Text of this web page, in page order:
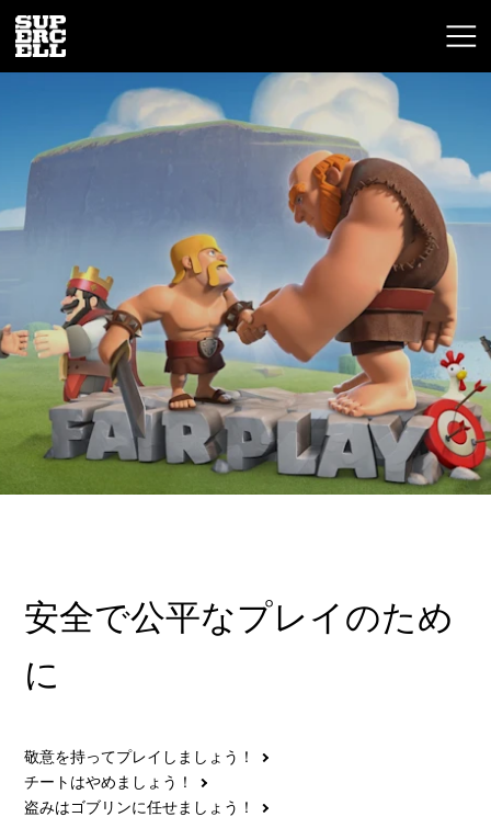
安全で公平なプレイのため
に
敬意を持ってプレイしましょう！
チートはやめましょう！
盗みはゴブリンに任せましょう！